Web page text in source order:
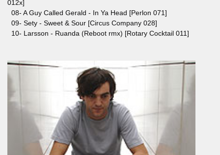
012x]
08- A Guy Called Gerald - In Ya Head [Perlon 071]
09- Sety - Sweet & Sour [Circus Company 028]
10- Larsson - Ruanda (Reboot rmx) [Rotary Cocktail 011]